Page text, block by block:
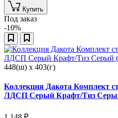
Купить
Под заказ
-10%
448(ш) x 403(г)
Коллекция Дакота Комплект
ЛДСП Серый Крафт/Тиз